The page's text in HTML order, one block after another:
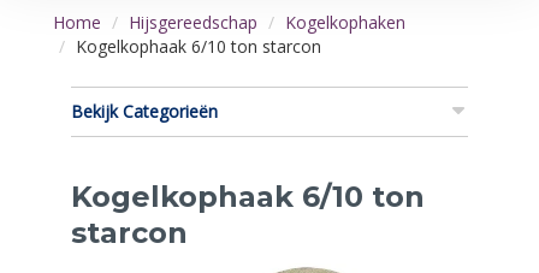
Home Hijsgereedschap
Kogelkophaken
Kogelkophaak 6/10 ton starcon
Bekijk Categorieën
Kogelkophaak 6/10 ton
starcon